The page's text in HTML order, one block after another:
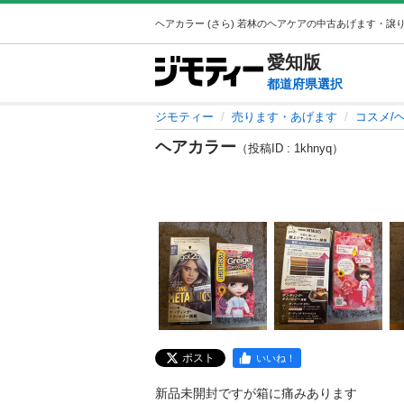
愛知版
都道府県選択
ジモティー 売ります・あげます コスメ/
ヘアカラー （投稿ID : 1khnyq）
ポスト いいね！
新品未開封ですが箱に痛みあります